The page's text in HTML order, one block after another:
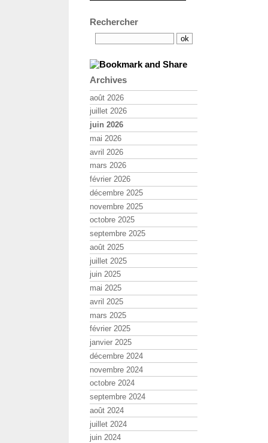
Rechercher
Archives
août 2026
juillet 2026
juin 2026
mai 2026
avril 2026
mars 2026
février 2026
décembre 2025
novembre 2025
octobre 2025
septembre 2025
août 2025
juillet 2025
juin 2025
mai 2025
avril 2025
mars 2025
février 2025
janvier 2025
décembre 2024
novembre 2024
octobre 2024
septembre 2024
août 2024
juillet 2024
juin 2024